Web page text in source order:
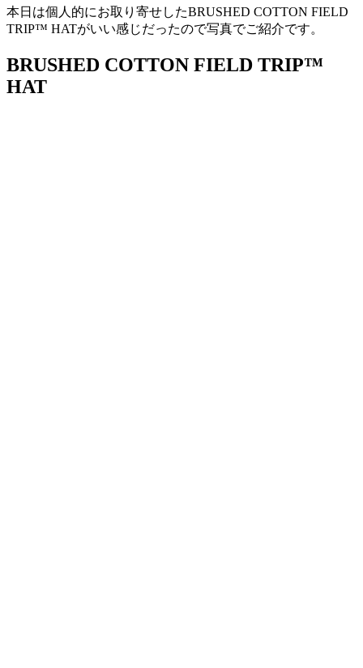
本日は個人的にお取り寄せしたBRUSHED COTTON FIELD
TRIP™ HATがいい感じだったので写真でご紹介です。
BRUSHED COTTON FIELD TRIP™
HAT